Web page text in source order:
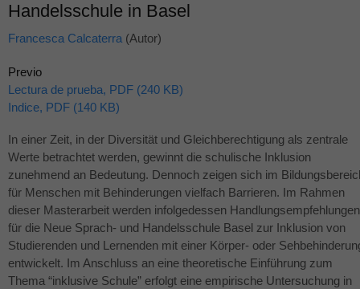
Handelsschule in Basel
Francesca Calcaterra (Autor)
Previo
Lectura de prueba, PDF (240 KB)
Indice, PDF (140 KB)
In einer Zeit, in der Diversität und Gleichberechtigung als zentrale
Werte betrachtet werden, gewinnt die schulische Inklusion
zunehmend an Bedeutung. Dennoch zeigen sich im
für Menschen mit Behinderungen vielfach Barrieren. Im Rahmen
dieser Masterarbeit werden infolgedessen Handlungsempfehlungen
für die Neue Sprach- und Handelsschule Basel zur Inklusion von
Studierenden und Lernenden mit einer Körper- oder
entwickelt. Im Anschluss an eine theoretische Einführung zum
Thema “inklusive Schule” erfolgt eine empirische Untersuchung in